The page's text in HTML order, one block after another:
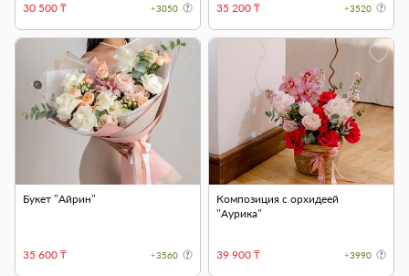
30 500 ₸ +3050 35 200 ₸ +3520
Букет "Айрин"
35 600 ₸ +3560
Композиция с орхидеей
"Аурика"
39 900 ₸ +3990